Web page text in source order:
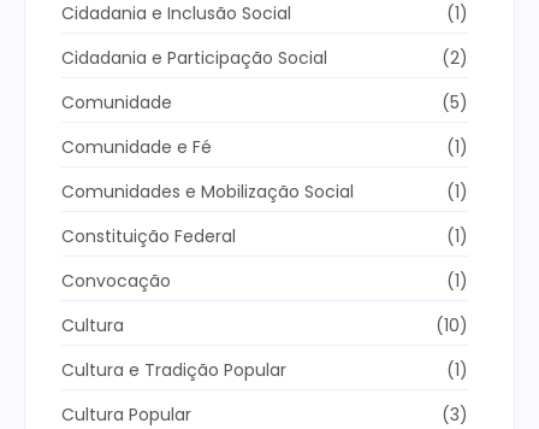
Cidadania e Inclusão Social
(1)
Cidadania e Participação Social
(2)
Comunidade
(5)
Comunidade e Fé
(1)
Comunidades e Mobilização Social
(1)
Constituição Federal
(1)
Convocação
(1)
Cultura
(10)
Cultura e Tradição Popular
(1)
Cultura Popular
(3)